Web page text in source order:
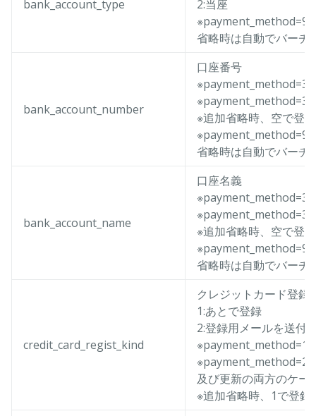
bank_account_type
2:当座
※payment_method=9
省略時は自動でバーチ
bank_account_number
口座番号
※payment_method=3
※追加省略時、空で登
※payment_method=9
省略時は自動でバーチ
bank_account_name
口座名義
※payment_method=3
※追加省略時、空で登
※payment_method=9
省略時は自動でバーチ
credit_card_regist_kind
クレジットカード登録
1:あとで登録
2:登録用メールを送付
※payment_method=1
※payment_method=2
及び更新の両方のケー
※追加省略時、1で登録